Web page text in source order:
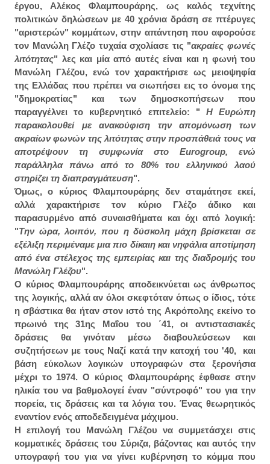
έργου, Αλέκος Φλαμπουράρης, ως καλός τεχνίτης
πολιτικών δηλώσεων με 40 χρόνια δράση σε πτέρυγες
"αριστερών" κομμάτων, στην απάντηση που αφορούσε
τον Μανώλη Γλέζο τυχαία σχολίασε τις "ακραίες φωνές
λιτότητας" λες και μία από αυτές είναι και η φωνή του
Μανώλη Γλέζου, ενώ τον χαρακτήρισε ως μειοψηφία
της Ελλάδας που πρέπει να σιωπήσει εις το όνομα της
"δημοκρατίας" και των δημοσκοπήσεων που
παραγγέλνει το κυβερνητικό επιτελείο: " Η Ευρώπη
παρακολουθεί με ανακούφιση την απομόνωση των
ακραίων φωνών της λιτότητας στην προσπάθειά τους να
αποτρέψουν τη συμφωνία στο Eurogroup, ενώ
παράλληλα πάνω από το 80% του ελληνικού λαού
στηρίζει τη διαπραγμάτευση".
Όμως, ο κύριος Φλαμπουράρης δεν σταμάτησε εκεί,
αλλά χαρακτήρισε τον κύριο Γλέζο άδικο και
παρασυρμένο από συναισθήματα και όχι από λογική:
"Την ώρα, λοιπόν, που η δύσκολη μάχη βρίσκεται σε
εξέλιξη περιμέναμε μια πιο δίκαιη και νηφάλια αποτίμηση
από ένα στέλεχος της εμπειρίας και της διαδρομής του
Μανώλη Γλέζου".
Ο κύριος Φλαμπουράρης αποδεικνύεται ως άνθρωπος
της λογικής, αλλά αν όλοι σκεφτόταν όπως ο ίδιος, τότε
η σβάστικα θα ήταν στον ιστό της Ακρόπολης εκείνο το
πρωινό της 31ης Μαΐου του ΄41, οι αντιστασιακές
δράσεις θα γινόταν μέσω διαβουλεύσεων και
συζητήσεων με τους Ναζί κατά την κατοχή του '40, και
βάση εύκολων λογικών υπογραφών στα ξερονήσια
μέχρι το 1974. Ο κύριος Φλαμπουράρης έφθασε στην
ηλικία του να βαθμολογεί έναν "σύντροφό" του για την
πορεία, τις δράσεις και τα λόγια του. Ένας θεωρητικός
εναντίον ενός αποδεδειγμένα μάχιμου.
Η επιλογή του Μανώλη Γλέζου να συμμετάσχει στις
κομματικές δράσεις του Σύριζα, βάζοντας και αυτός την
υπογραφή του για να γίνει κυβέρνηση το κόμμα που